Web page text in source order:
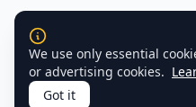
We use only essential
or advertising cookies.
Got it